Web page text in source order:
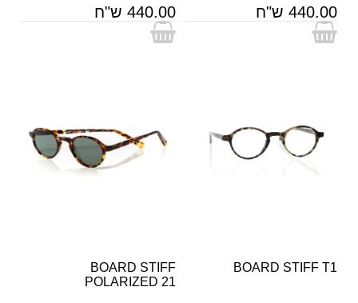
440.00 ש"ח 440.00 ש"ח
BOARD STIFF T1
BOARD STIFF
POLARIZED 21